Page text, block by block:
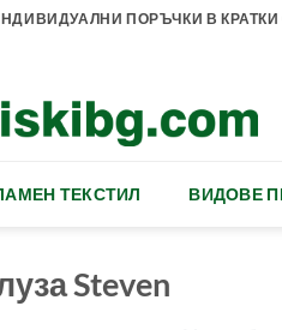
ПОРЪЧКИ В
ТЕКСТИЛ ВИДОВЕ
Steven